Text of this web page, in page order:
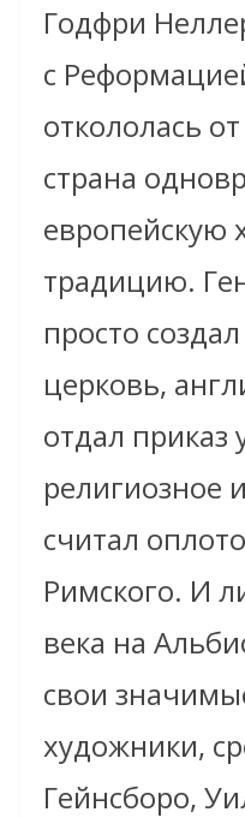
Годфри
с
откололась
страна
европейскую
традицию.
просто
церковь,
отдал приказ
религиозное
считал
Римского. И
века на
свои
художники,
Гейнсборо,